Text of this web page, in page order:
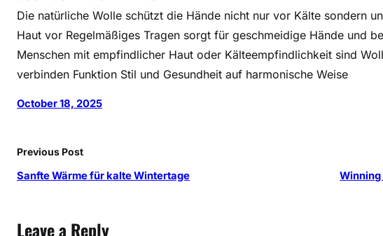
Die natürliche Wolle schützt die Hände nicht nur vor Kälte sondern
Haut vor Regelmäßiges Tragen sorgt für geschmeidige Hände und
Menschen mit empfindlicher Haut oder Kälteempfindlichkeit sind
verbinden Funktion Stil und Gesundheit auf harmonische Weise
October 18, 2025
Previous Post
Sanfte Wärme für kalte Wintertage
Leave a Reply